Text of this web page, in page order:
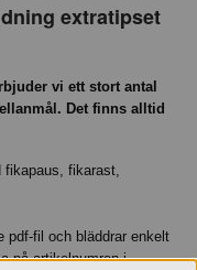
extratipset
vi ett stort antal
Det finns alltid
fikapaus, fikarast,
pdf-fil och bläddrar enkelt
på artikelnumren i